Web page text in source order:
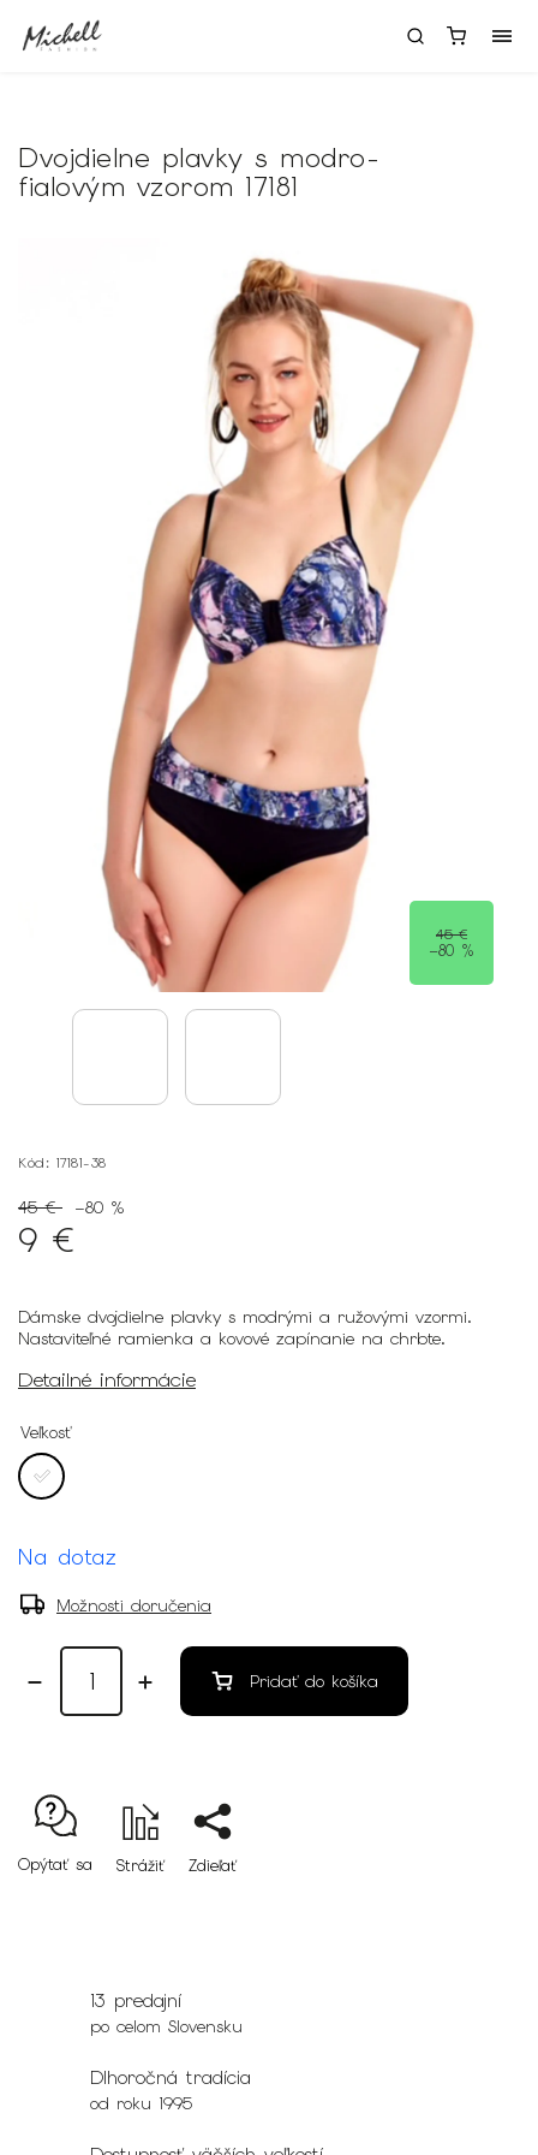
Dvojdielne plavky s modro-
fialovým vzorom 17181
45 €
–80 %
Kód: 17181-38
45 € –80 %
9 €
Dámske dvojdielne plavky s modrými a ružovými vzormi.
Nastaviteľné ramienka a kovové zapínanie na chrbte.
Detailné informácie
Veľkosť
Na dotaz
Možnosti doručenia
Pridať do košíka
Opýtať sa Strážiť Zdieľať
13 predajní
po celom Slovensku
Dlhoročná tradícia
od roku 1995